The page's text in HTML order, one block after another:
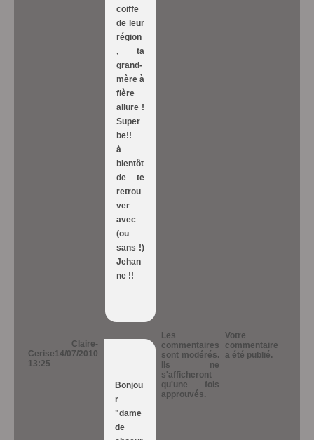
coiffe
de leur
région
, ta
grand-
mère à
fière
allure !
Super
be!!
à
bientôt
de te
retrou
ver
avec
(ou
sans !)
Jehan
ne !!
Claire-
Cerise14/07/2010
13:25
Bonjou
r
"dame
de
Les
commentaires
sont modérés.
Ils ne
s'afficheront
qu'une fois
approuvés.
Votre
commentaire
a été publié.